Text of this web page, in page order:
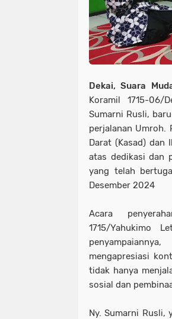
Dekai, Suara
Koramil 1715-06/
Sumarni Rusli,
perjalanan Umroh.
Darat (Kasad) dan
atas dedikasi dan
yang telah
Desember 2024
Acara
1715/Yahukimo
mengapresiasi
tidak hanya
sosial dan
Ny. Sumarni Rusli,